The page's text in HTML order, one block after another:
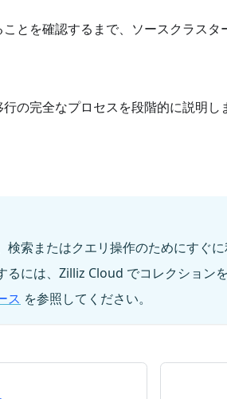
とを確認するまで、ソースクラス
の完全なプロセスを段階的に説明し
検索またはクエリ操作のためにすぐ
るには、Zilliz Cloud でコレクション
ス を参照してください。